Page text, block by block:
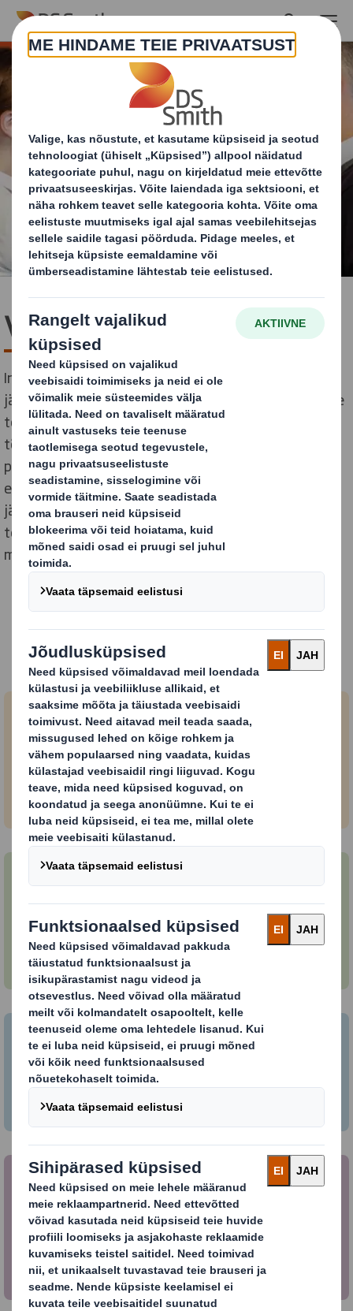
Skip to main content
Vabad töökohad
International Paper ja DS Smith, kaks juhtivat
jätkusuutlike pakendite ja muude kiudainel põhinevate
toodete tootjat, ühinesid jaanuaris 2025, et luua
tõeliselt ülemaailmne liider jätkusuutlike
pakendilahenduste valdkonnas. Meie inimesed on
eksperdid innovatsiooni, tootmise, disaini, müügi,
jätkusuutlikkuse, tarneahela ja palju muu alal. Meil on
tegevuskohad üle Euroopa ja Põhja-Ameerika, miks
mitte teha oma parimat tööd koos meiega?
Avasta oma uus karjäär
Sirvi vabu töökohti
DS Smithi töökohad Euroopas
Otsige ja kandideerige Euroopas asuvatele
töökohtadele.
DS Smithi töökohad USAs
Otsige ja kandideerige Ameerika Ühendriikides
asuvatele töökohtadele.
International Paper töökohad
Tutvu International Paper'i töökohtadega.
International Paper ja DS Smithi
kombinatsioon
Lisateave kombinatsiooni kohta.